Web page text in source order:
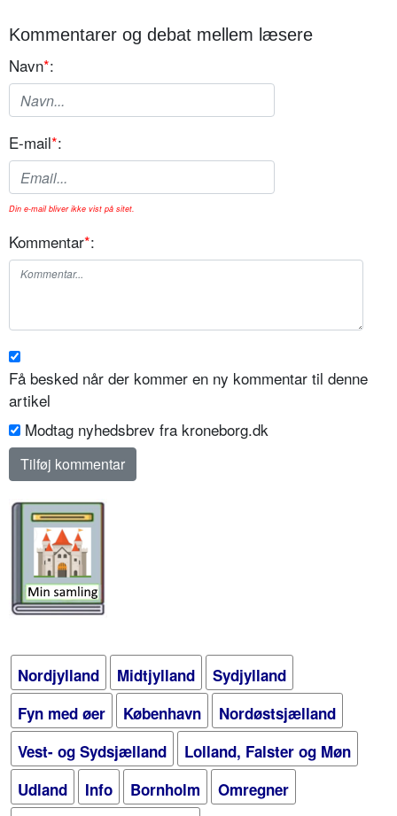
Kommentarer og debat mellem læsere
Navn*:
E-mail*:
Din e-mail bliver ikke vist på sitet.
Kommentar*:
Få besked når der kommer en ny kommentar til denne
artikel
Modtag nyhedsbrev fra kroneborg.dk
Nordjylland Midtjylland
Sydjylland
Fyn med øer
København
Nordøstsjælland
Vest- og Sydsjælland
Lolland, Falster og Møn
Udland
Info Bornholm
Omregner